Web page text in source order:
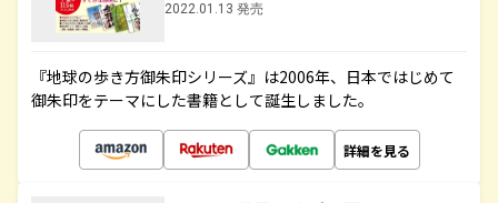
2022.01.13 発売
『地球の歩き方御朱印シリーズ』は2006年、日本ではじめて
御朱印をテーマにした書籍として誕生しました。
詳細を見る